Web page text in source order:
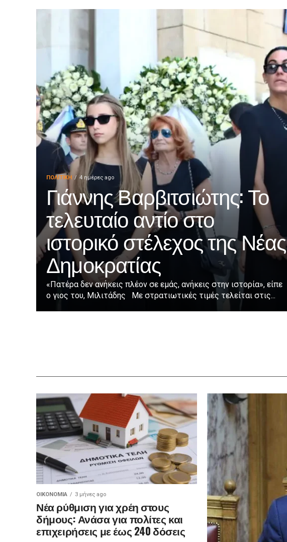
ΠΟΛΙΤΙΚΉ 4 ημέρες ago
Γιάννης Βαρβιτσιώτης: Το
τελευταίο αντίο στο
ιστορικό στέλεχος της Νέας
Δημοκρατίας
«Πατέρα δεν ανήκεις πλέον σε εμάς, ανήκεις στην ιστορία», είπε
ο γιος του, Μιλιτάδης Με στρατιωτικές τιμές τελείται στις...
ΟΙΚΟΝΟΜΊΑ 3 μήνες ago
Νέα ρύθμιση για χρέη στους
δήμους: Ανάσα για πολίτες και
επιχειρήσεις με έως 240 δόσεις